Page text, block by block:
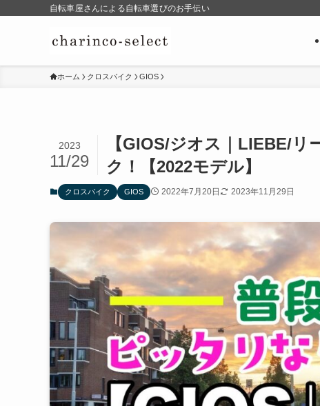
自転車屋さんによる自転車選びのお手伝い
ホーム クロスバイク GIOS
【GIOS/ジオス｜LIEBE/
ク！【2022モデル】
2023
11/29
クロスバイク GIOS 2022年7月20日 2023年11月29日